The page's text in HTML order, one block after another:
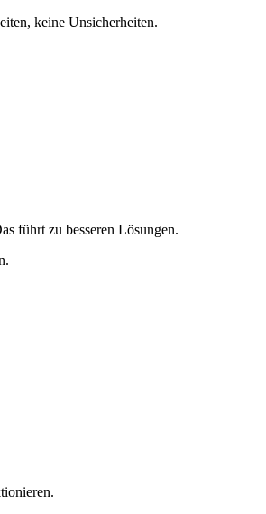
keine Unsicherheiten.
führt zu besseren Lösungen.